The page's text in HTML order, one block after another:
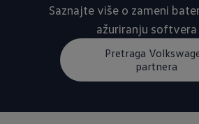
Saznajte više o zameni
ažuriranju
Pretraga
partnera